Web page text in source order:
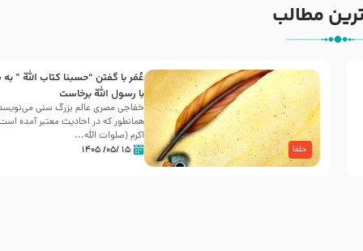
مطالب
خلفا
عُمَر با گفتن “حسبنا كتاب اللّه ”
با رسول اللّه برخاست
خفاجی مصری عالم بزرگ سنی
همانطور که در احادیث معتبر آمده
اکرم (صلوات اللّه...
۱۵ /۰۵/ ۱۴۰۵
30 صفر المظفر
شهادت حضرت علی بن موسی الرضا (علیه السلام) در
آخـر صفر سـال 203 هـ .ق. هشـتمین اختر تابناک امامت